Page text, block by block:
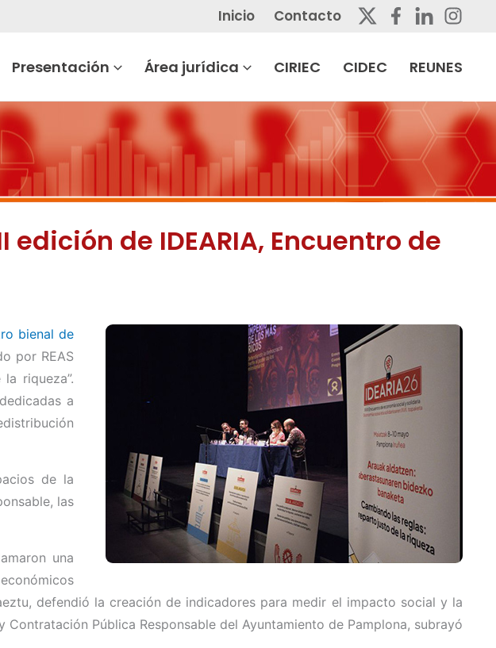
Inicio Contacto
Presentación Área jurídica CIRIEC CIDEC REUNES
de IDEARIA, Encuentro de
bienal de
por REAS
riqueza”.
a
de la
las
una
defendió la creación de indicadores para medir el impacto social y la
Pública Responsable del Ayuntamiento de Pamplona, subrayó